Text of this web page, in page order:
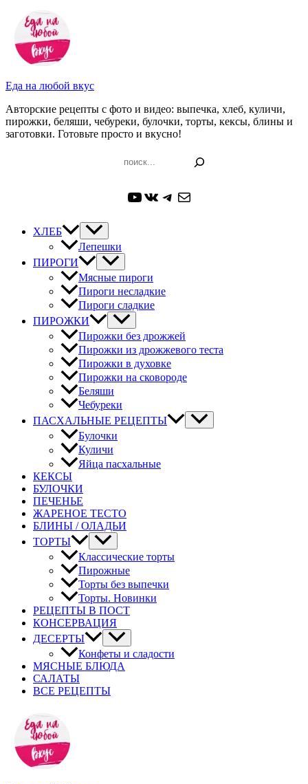
Перейти
содержимому
Еда на любой вкус
Авторские рецепты с фото и видео: выпечка, хлеб, куличи,
пирожки, беляши, чебуреки, булочки, торты, кексы, блины и
заготовки. Готовьте просто и вкусно!
YouTube
ВКонтакте
Telegram
Почта
ХЛЕБ
Лепешки
ПИРОГИ
Мясные пироги
Пироги несладкие
Пироги сладкие
ПИРОЖКИ
Пирожки без дрожжей
Пирожки из дрожжевого теста
Пирожки в духовке
Пирожки на сковороде
Беляши
Чебуреки
ПАСХАЛЬНЫЕ РЕЦЕПТЫ
Булочки
Куличи
Яйца пасхальные
КЕКСЫ
БУЛОЧКИ
ПЕЧЕНЬЕ
ЖАРЕНОЕ ТЕСТО
БЛИНЫ / ОЛАДЬИ
ТОРТЫ
Классические торты
Пирожные
Торты без выпечки
Торты. Новинки
РЕЦЕПТЫ В ПОСТ
КОНСЕРВАЦИЯ
ДЕСЕРТЫ
Конфеты и сладости
МЯСНЫЕ БЛЮДА
САЛАТЫ
ВСЕ РЕЦЕПТЫ